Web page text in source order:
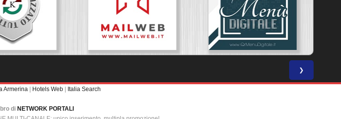
❯
Armerina | Hotels Web | Italia Search
di NETWORK PORTALI